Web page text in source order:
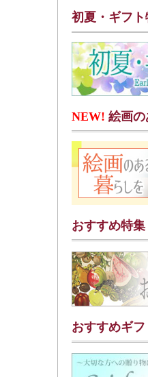
初夏・ギフト
NEW! 絵画
おすすめ特集
おすすめギフ